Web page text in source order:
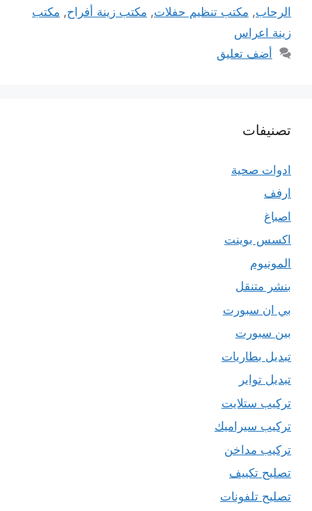
الرحاب, مكتب تنظيم حفلات, مكتب زينة أفراح, مكتب
زينة اعراس
أضف تعليق
تصنيفات
ادوات صحية
ارفف
اصباغ
اكسس بوينت
المونيوم
بنشر متنقل
بي ان سبورت
بين سبورت
تبديل بطاريات
تبديل تواير
تركيب ستلايت
تركيب سيراميك
تركيب مداخن
تصليح تكييف
تصليح تلفونات